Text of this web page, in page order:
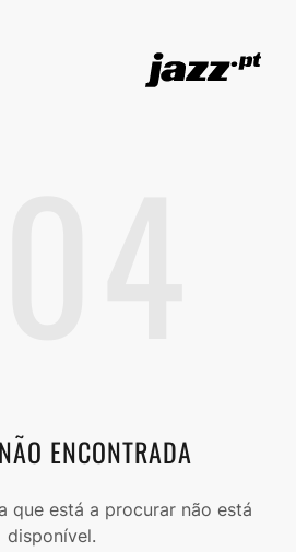
ENCONTRADA
que está a procurar não está
disponível.